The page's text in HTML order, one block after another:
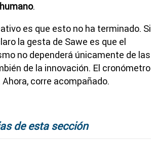
.
es que esto no ha terminado. Si
la gesta de Sawe es que el
no dependerá únicamente de las
de la innovación. El cronómetro
corre acompañado.
de esta sección